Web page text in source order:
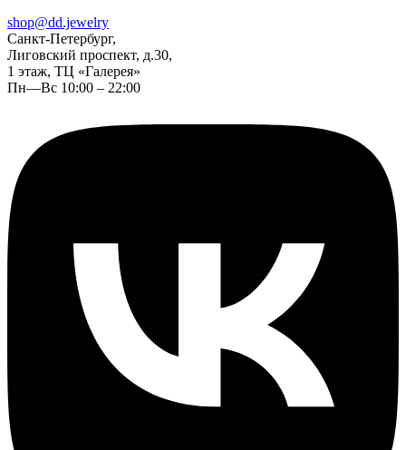
shop@dd.jewelry
Санкт-Петербург,
Лиговский проспект, д.30,
1 этаж, ТЦ «Галерея»
Пн—Вс 10:00 – 22:00